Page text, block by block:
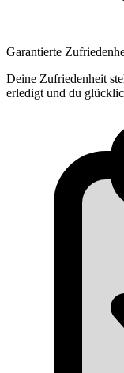
Garantierte
Deine Zufriedenheit
erledigt und du